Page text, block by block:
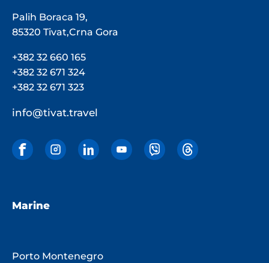
Palih Boraca 19,
85320 Tivat,Crna Gora
+382 32 660 165
+382 32 671 324
+382 32 671 323
info@tivat.travel
Marine
Porto Montenegro